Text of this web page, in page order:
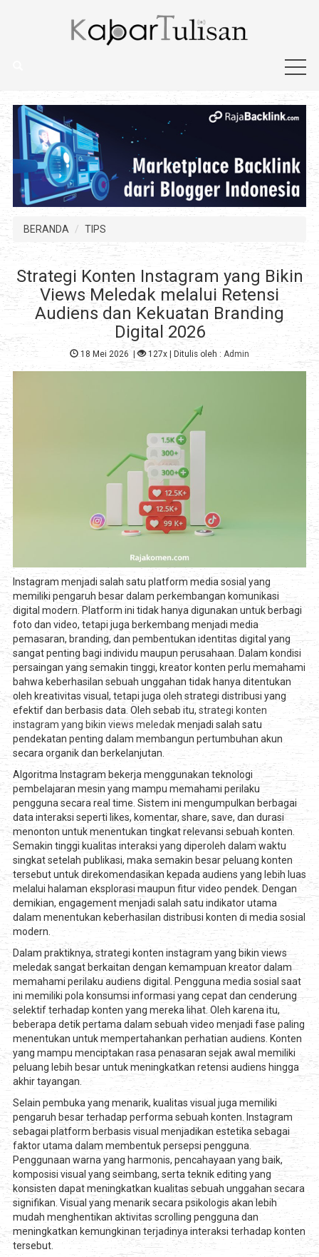
BERANDA TIPS
Strategi Konten Instagram yang Bikin
Views Meledak melalui Retensi
Audiens dan Kekuatan Branding
Digital 2026
18 Mei 2026 | 127x| Ditulis oleh : Admin
Instagram menjadi salah satu platform media sosial yang
memiliki pengaruh besar dalam perkembangan komunikasi
digital modern. Platform ini tidak hanya digunakan untuk berbagi
foto dan video, tetapi juga berkembang menjadi media
pemasaran, branding, dan pembentukan identitas digital yang
sangat penting bagi individu maupun perusahaan. Dalam kondisi
persaingan yang semakin tinggi, kreator konten perlu memahami
bahwa keberhasilan sebuah unggahan tidak hanya ditentukan
oleh kreativitas visual, tetapi juga oleh strategi distribusi yang
efektif dan berbasis data. Oleh sebab itu, strategi konten
instagram yang bikin views meledakmenjadi salah satu
pendekatan penting dalam membangun pertumbuhan akun
secara organik dan berkelanjutan.
Algoritma Instagram bekerja menggunakan teknologi
pembelajaran mesin yang mampu memahami perilaku
pengguna secara real time. Sistem ini mengumpulkan berbagai
data interaksi seperti likes, komentar, share, save, dan durasi
menonton untuk menentukan tingkat relevansi sebuah konten.
Semakin tinggi kualitas interaksi yang diperoleh dalam waktu
singkat setelah publikasi, maka semakin besar peluang konten
tersebut untuk direkomendasikan kepada audiens yang lebih luas
melalui halaman eksplorasi maupun fitur video pendek. Dengan
demikian, engagement menjadi salah satu indikator utama
dalam menentukan keberhasilan distribusi konten di media sosial
modern.
Dalam praktiknya, strategi konten instagram yang bikin views
meledak sangat berkaitan dengan kemampuan kreator dalam
memahami perilaku audiens digital. Pengguna media sosial saat
ini memiliki pola konsumsi informasi yang cepat dan cenderung
selektif terhadap konten yang mereka lihat. Oleh karena itu,
beberapa detik pertama dalam sebuah video menjadi fase paling
menentukan untuk mempertahankan perhatian audiens. Konten
yang mampu menciptakan rasa penasaran sejak awal memiliki
peluang lebih besar untuk meningkatkan retensi audiens hingga
akhir tayangan.
Selain pembuka yang menarik, kualitas visual juga memiliki
pengaruh besar terhadap performa sebuah konten. Instagram
sebagai platform berbasis visual menjadikan estetika sebagai
faktor utama dalam membentuk persepsi pengguna.
Penggunaan warna yang harmonis, pencahayaan yang baik,
komposisi visual yang seimbang, serta teknik editing yang
konsisten dapat meningkatkan kualitas sebuah unggahan secara
signifikan. Visual yang menarik secara psikologis akan lebih
mudah menghentikan aktivitas scrolling pengguna dan
meningkatkan kemungkinan terjadinya interaksi terhadap konten
tersebut.